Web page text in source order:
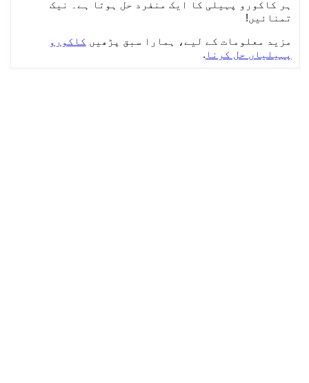
ہر کاکورو پہیلی کا ایک منفرد حل ہوتا ہے۔ نیک
تمنائیں!
مزید معلومات کے لیے، ہمارا سبق پڑھیں کاکورو
پہیلیاں حل کرنا .